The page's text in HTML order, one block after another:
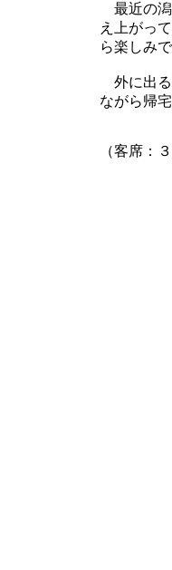
最近の潟
え上がっ
ら楽しみ
外に出る
ながら帰
（客席：